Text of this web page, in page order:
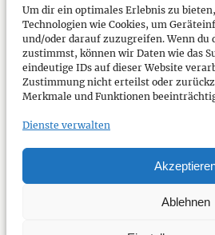
Um dir ein optimales Erlebnis zu
Technologien wie Cookies, um
und/oder darauf zuzugreifen. Wenn du
zustimmst, können wir Daten wie das
eindeutige IDs auf dieser Website
Zustimmung nicht erteilst oder
Merkmale und Funktionen
Dienste verwalten
Ablehnen
zur